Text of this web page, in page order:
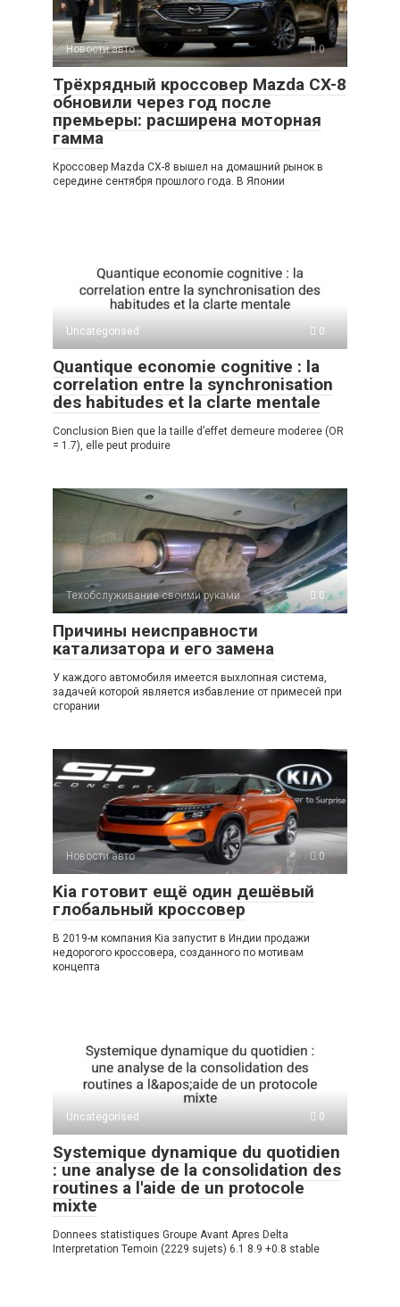
Новости авто 0
Трёхрядный кроссовер Mazda CX-8
обновили через год после
премьеры: расширена моторная
гамма
Кроссовер Mazda CX-8 вышел на домашний рынок в
середине сентября прошлого года. В Японии
Uncategorised 0
Quantique economie cognitive : la
correlation entre la synchronisation
des habitudes et la clarte mentale
Conclusion Bien que la taille d’effet demeure moderee (OR
= 1.7), elle peut produire
Техобслуживание своими руками 0
Причины неисправности
катализатора и его замена
У каждого автомобиля имеется выхлопная система,
задачей которой является избавление от примесей при
сгорании
Новости авто 0
Kia готовит ещё один дешёвый
глобальный кроссовер
В 2019-м компания Kia запустит в Индии продажи
недорогого кроссовера, созданного по мотивам
концепта
Uncategorised 0
Systemique dynamique du quotidien
: une analyse de la consolidation des
routines a l'aide de un protocole
mixte
Donnees statistiques Groupe Avant Apres Delta
Interpretation Temoin (2229 sujets) 6.1 8.9 +0.8 stable